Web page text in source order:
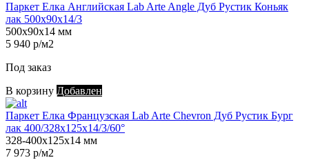
Паркет Елка Английская Lab Arte Angle Дуб Рустик Коньяк
лак 500х90х14/3
500х90х14 мм
5 940 р/м2
Под заказ
В корзину Добавлен
Паркет Елка Французская Lab Arte Chevron Дуб Рустик Бург
лак 400/328х125х14/3/60°
328-400х125х14 мм
7 973 р/м2